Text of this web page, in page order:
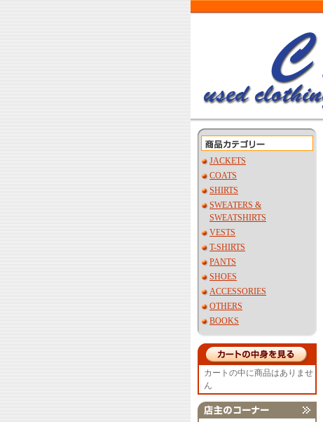
JACKETS
COATS
SHIRTS
SWEATERS &
SWEATSHIRTS
VESTS
T-SHIRTS
PANTS
SHOES
ACCESSORIES
OTHERS
BOOKS
カートの中に商品はありませ
ん